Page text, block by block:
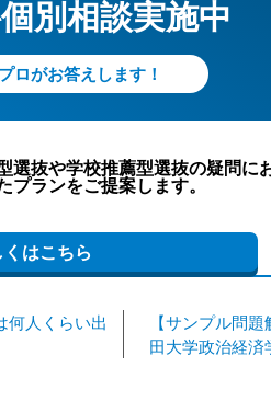
別相談実施中
ロがお答えします！
選抜や学校推薦型選抜の疑問に
プランをご提案します。
はこちら
何人くらい出
【サンプル問
田大学政治経